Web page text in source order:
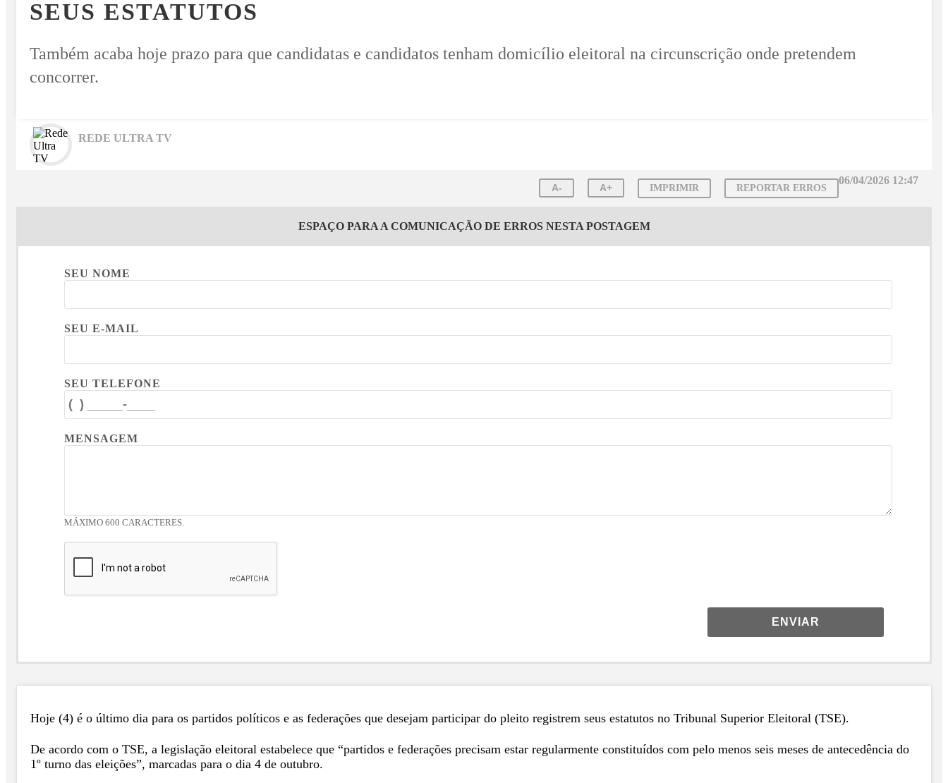
SEUS ESTATUTOS
Também acaba hoje prazo para que candidatas e candidatos tenham domicílio eleitoral na circunscrição onde pretendem
concorrer.
REDE ULTRA TV
06/04/2026 12:47
A- A+ IMPRIMIR REPORTAR ERROS
ESPAÇO PARA A COMUNICAÇÃO DE ERROS NESTA POSTAGEM
SEU NOME
SEU E-MAIL
SEU TELEFONE
MENSAGEM
MÁXIMO 600 CARACTERES.
ENVIAR
Hoje (4) é o último dia para os partidos políticos e as federações que desejam participar do pleito registrem seus estatutos no Tribunal Superior Eleitoral (TSE).
De acordo com o TSE, a legislação eleitoral estabelece que “partidos e federações precisam estar regularmente constituídos com pelo menos seis meses de antecedência do
1º turno das eleições”, marcadas para o dia 4 de outubro.